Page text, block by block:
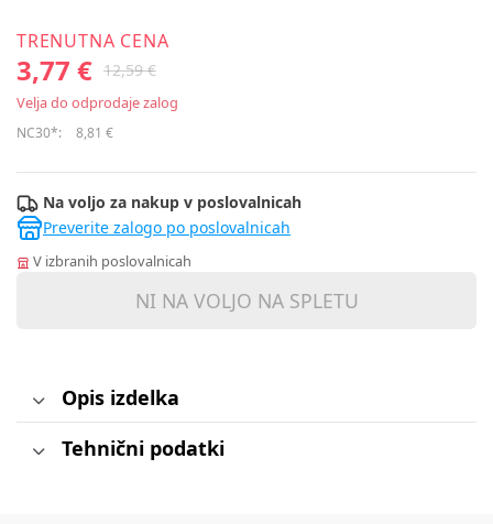
TRENUTNA CENA
3,77 € 12,59 €
Velja do odprodaje zalog
NC30*: 8,81 €
Na voljo za nakup v poslovalnicah
Preverite zalogo po poslovalnicah
V izbranih poslovalnicah
NI NA VOLJO NA SPLETU
Opis izdelka
Tehnični podatki